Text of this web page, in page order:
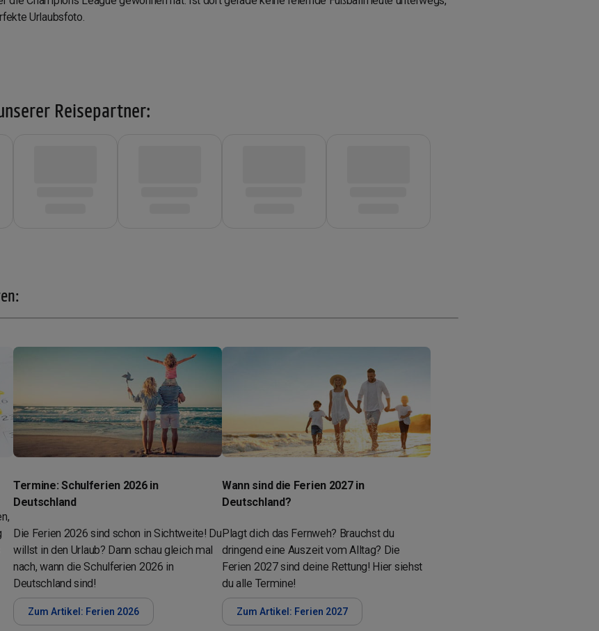
Urlaubsfoto.
Reisepartner:
Termine: Schulferien 2026 in
Deutschland
Die Ferien 2026 sind schon in Sichtweite! Du
willst in den Urlaub? Dann schau gleich mal
nach, wann die Schulferien 2026 in
Deutschland sind!
Zum Artikel: Ferien 2026
Wann sind die Ferien 2027 in
Deutschland?
Plagt dich das Fernweh? Brauchst du
dringend eine Auszeit vom Alltag? Die
Ferien 2027 sind deine Rettung! Hier siehst
du alle Termine!
Zum Artikel: Ferien 2027